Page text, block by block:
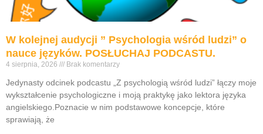
W kolejnej audycji ” Psychologia wśród ludzi” o
nauce języków. POSŁUCHAJ PODCASTU.
4 sierpnia, 2026 Brak komentarzy
Jedynasty odcinek podcastu „Z psychologią wśród ludzi” łączy moje
wykształcenie psychologiczne i moją praktykę jako lektora języka
angielskiego.Poznacie w nim podstawowe koncepcje, które
sprawiają, że